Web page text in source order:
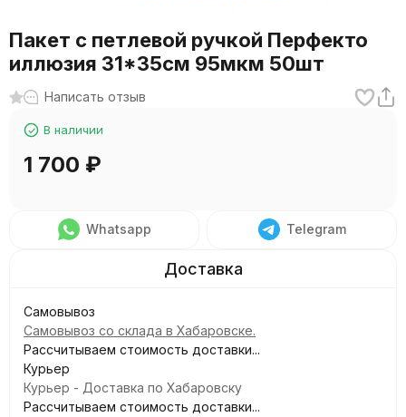
Пакет с петлевой ручкой Перфекто
иллюзия 31*35см 95мкм 50шт
Написать отзыв
В наличии
1 700 ₽
Whatsapp Telegram
Самовывоз
Самовывоз со склада в Хабаровске.
Рассчитываем стоимость доставки...
Курьер
Курьер - Доставка по Хабаровску
Рассчитываем стоимость доставки...